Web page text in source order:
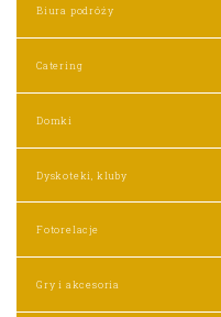
Biura podróży
Catering
Domki
Dyskoteki, kluby
Fotorelacje
Gry i akcesoria